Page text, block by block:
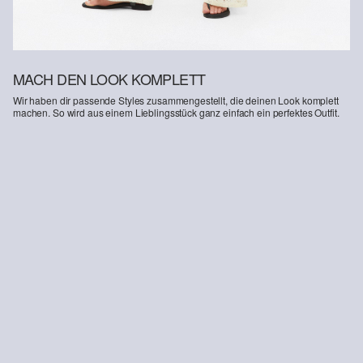
MACH DEN LOOK KOMPLETT
Wir haben dir passende Styles zusammengestellt, die deinen Look komplett
machen. So wird aus einem Lieblingsstück ganz einfach ein perfektes Outfit.